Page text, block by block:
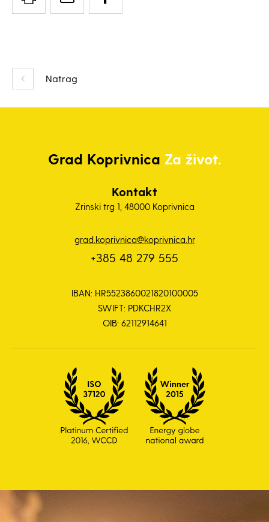
Natrag
Grad Koprivnica Za život.
Kontakt
Zrinski trg 1, 48000 Koprivnica
grad.koprivnica@koprivnica.hr
+385 48 279 555
IBAN: HR5523860021820100005
SWIFT: PDKCHR2X
OIB: 62112914641